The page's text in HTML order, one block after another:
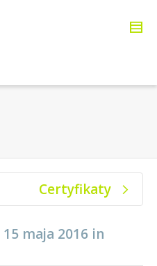
Certyfikaty
15 maja 2016 in